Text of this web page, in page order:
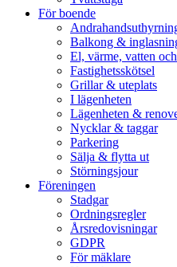
För boende
Balkong &
El, värme, vatten
Fastighetsskötsel
Grillar & uteplats
I lägenheten
Lägenheten &
Nycklar & taggar
Parkering
Sälja & flytta ut
Störningsjour
Föreningen
Stadgar
Ordningsregler
Årsredovisningar
GDPR
För mäklare